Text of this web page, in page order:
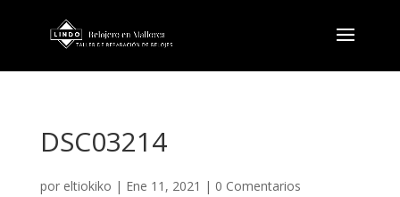
DSC03214
por eltiokiko | Ene 11, 2021 | 0 Comentarios